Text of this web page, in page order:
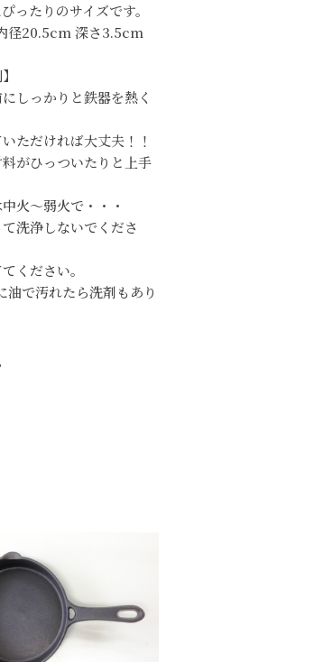
ったりのサイズです。
径20.5cm 深さ3.5cm
しっかりと鉄器を熱く
ただければ大丈夫！！
がひっついたりと上手
火～弱火で・・・
洗浄しないでくださ
ください。
油で汚れたら洗剤もあり